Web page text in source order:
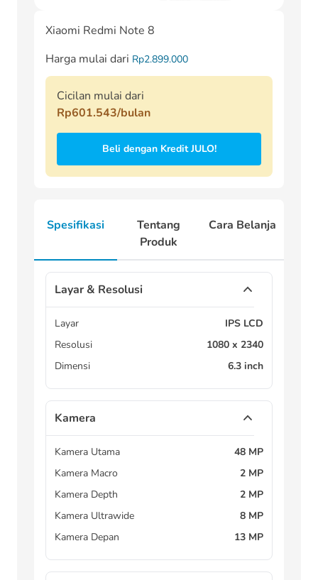
Xiaomi Redmi Note 8
Harga mulai dari Rp2.899.000
Cicilan mulai dari
Rp601.543/bulan
Beli dengan Kredit JULO!
Spesifikasi
Tentang
Produk
Cara Belanja
Layar & Resolusi
Layar
IPS LCD
Resolusi
1080 x 2340
Dimensi
6.3 inch
Kamera
Kamera Utama
48 MP
Kamera Macro
2 MP
Kamera Depth
2 MP
Kamera Ultrawide
8 MP
Kamera Depan
13 MP